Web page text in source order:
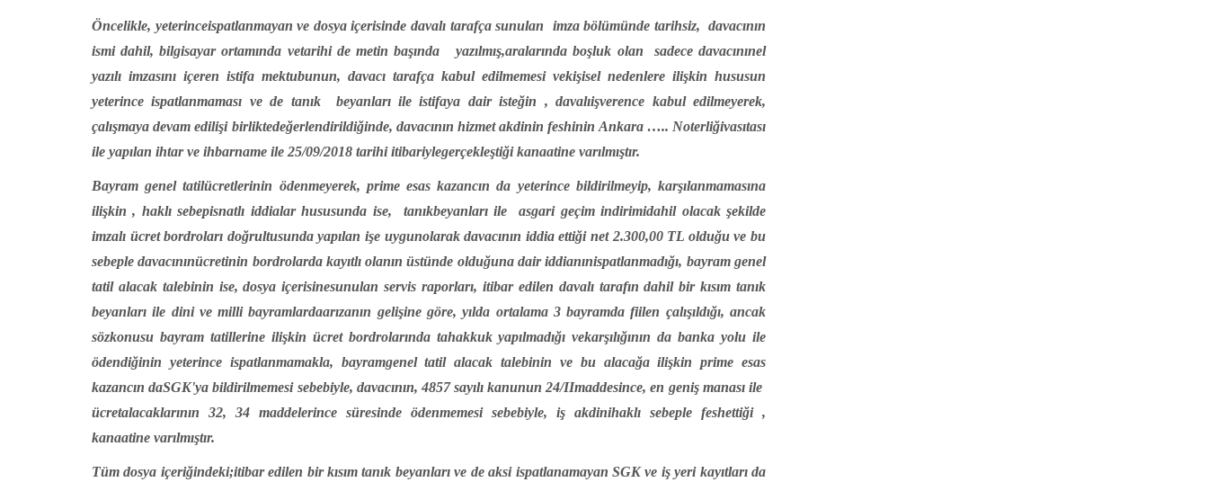
Öncelikle, yeterinceispatlanmayan ve dosya içerisinde davalı tarafça sunulan imza bölümünde tarihsiz, davacının
ismi dahil, bilgisayar ortamında vetarihi de metin başında
yazılmış,aralarında boşluk olan
sadece davacınınel
yazılı imzasını içeren istifa mektubunun, davacı tarafça kabul edilmemesi vekişisel nedenlere ilişkin hususun
yeterince ispatlanmaması ve de tanık
beyanları ile istifaya dair isteğin , davalıişverence kabul edilmeyerek,
çalışmaya devam edilişi birliktedeğerlendirildiğinde, davacının hizmet akdinin feshinin Ankara ….. Noterliğivasıtası
ile yapılan ihtar ve ihbarname ile 25/09/2018 tarihi itibariylegerçekleştiği kanaatine varılmıştır.
Bayram genel tatilücretlerinin ödenmeyerek, prime esas kazancın da yeterince bildirilmeyip, karşılanmamasına
ilişkin , haklı sebepisnatlı iddialar hususunda ise,
tanıkbeyanları ile
asgari geçim indirimidahil olacak şekilde
imzalı ücret bordroları doğrultusunda yapılan işe uygunolarak davacının iddia ettiği net 2.300,00 TL olduğu ve bu
sebeple davacınınücretinin bordrolarda kayıtlı olanın üstünde olduğuna dair iddianınispatlanmadığı, bayram genel
tatil alacak talebinin ise, dosya içerisinesunulan servis raporları, itibar edilen davalı tarafın dahil bir kısım tanık
beyanları ile dini ve milli bayramlardaarızanın gelişine göre, yılda ortalama 3 bayramda fiilen çalışıldığı, ancak
sözkonusu bayram tatillerine ilişkin ücret bordrolarında tahakkuk yapılmadığı vekarşılığının da banka yolu ile
ödendiğinin yeterince ispatlanmamakla, bayramgenel tatil alacak talebinin ve bu alacağa ilişkin prime esas
kazancın daSGK'ya bildirilmemesi sebebiyle, davacının, 4857 sayılı kanunun 24/IImaddesince, en geniş manası ile
ücretalacaklarının 32, 34 maddelerince süresinde ödenmemesi sebebiyle, iş akdinihaklı sebeple feshettiği ,
kanaatine varılmıştır.
Tüm dosya içeriğindeki;itibar edilen bir kısım tanık beyanları ve de aksi ispatlanamayan SGK ve iş yeri kayıtları da